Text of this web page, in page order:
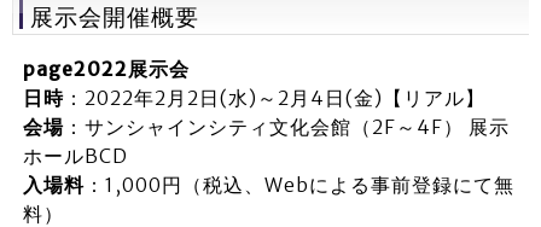
展示会開催概要
page2022展示会
日時：2022年2月2日(水)～2月4日(金)【リアル】
会場：サンシャインシティ文化会館（2F～4F） 展示
ホールBCD
入場料：1,000円（税込、Webによる事前登録にて無
料）